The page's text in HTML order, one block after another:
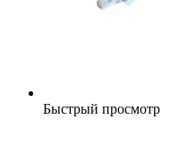
Быстрый просмотр